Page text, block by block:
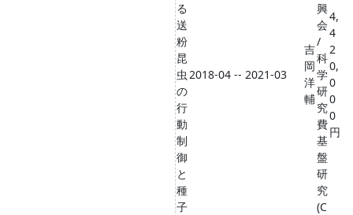
る
送
粉
昆
虫
の
行
動
制
御
と
種
子
2018-04 -- 2021-03
吉
岡
洋
輔
興
会
/
科
学
研
究
費
基
盤
研
究
(C
4,
4
2
0,
0
0
0
円